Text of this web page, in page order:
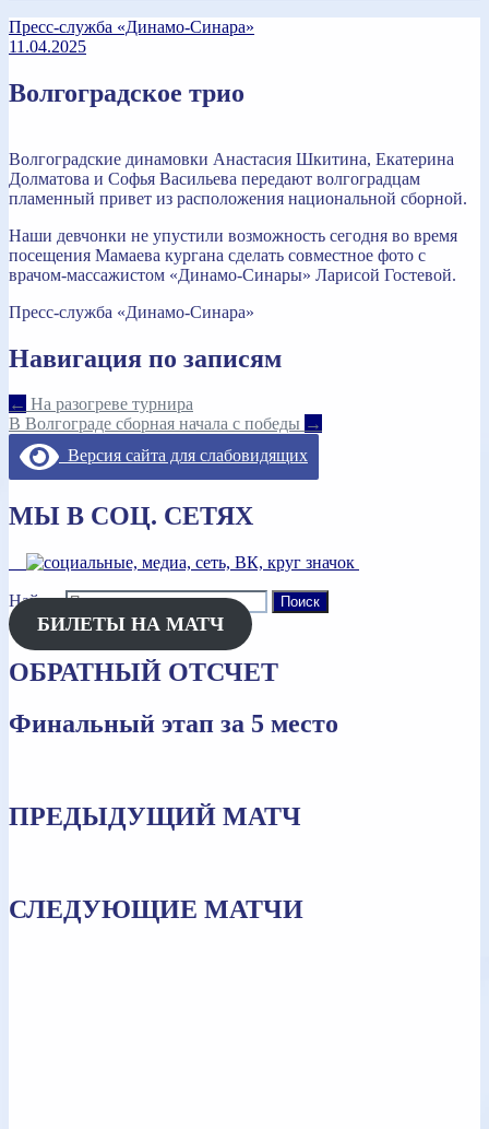
Пресс-служба «Динамо-Синара»
11.04.2025
Волгоградское трио
Волгоградские динамовки Анастасия Шкитина, Екатерина
Долматова и Софья Васильева передают волгоградцам
пламенный привет из расположения национальной сборной.
Наши девчонки не упустили возможность сегодня во время
посещения Мамаева кургана сделать совместное фото с
врачом-массажистом «Динамо-Синары» Ларисой Гостевой.
Пресс-служба «Динамо-Синара»
Навигация по записям
← На разогреве турнира
В Волгограде сборная начала с победы →
Версия сайта для слабовидящих
МЫ В СОЦ. СЕТЯХ
Найти:
БИЛЕТЫ НА МАТЧ
ОБРАТНЫЙ ОТСЧЕТ
Финальный этап за 5 место
ПРЕДЫДУЩИЙ МАТЧ
СЛЕДУЮЩИЕ МАТЧИ